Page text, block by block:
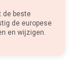
de beste
de europese
en wijzigen.